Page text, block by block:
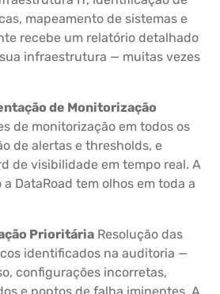
mapeamento de sistemas e
recebe um relatório detalhado
infraestrutura — muitas vezes
de Monitorização
de monitorização em todos os
de alertas e thresholds, e
de visibilidade em tempo real. A
DataRoad tem olhos em toda a
Prioritária Resolução das
identificados na auditoria —
configurações incorretas,